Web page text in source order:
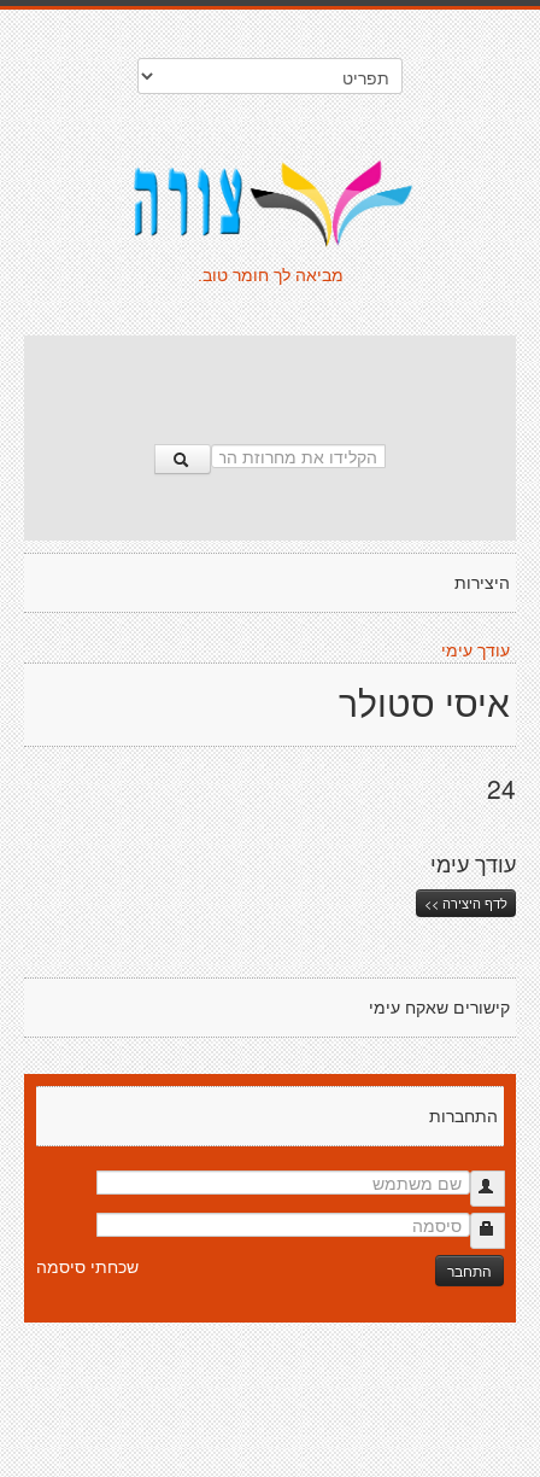
מביאה לך חומר טוב.
היצירות
עודך עימי
איסי סטולר
24
עודך עימי
לדף היצירה >>
קישורים שאקח עימי
התחברות
התחבר שכחתי סיסמה